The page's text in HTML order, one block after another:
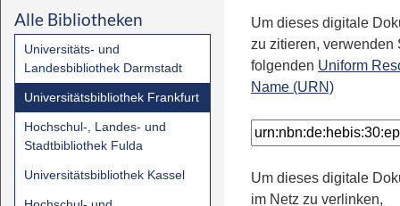
Alle Bibliotheken
Universitäts- und
Landesbibliothek Darmstadt
Universitätsbibliothek Frankfurt
Hochschul-, Landes- und
Stadtbibliothek Fulda
Universitätsbibliothek Kassel
Um dieses digitale
zu zitieren, verwenden
folgenden Uniform
Name (URN)
Um dieses digitale
im Netz zu verlinken,